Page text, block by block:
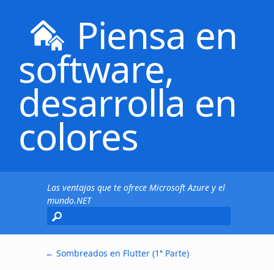
Piensa en
software,
desarrolla en
colores
Las ventajas que te ofrece Microsoft Azure y el
mundo.NET
← Sombreados en Flutter (1ª Parte)